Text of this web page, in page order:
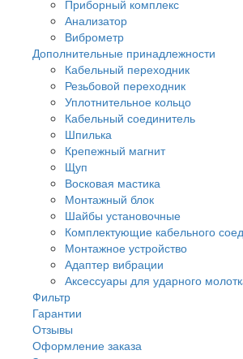
Приборный комплекс
Анализатор
Виброметр
Дополнительные принадлежности
Кабельный переходник
Резьбовой переходник
Уплотнительное кольцо
Кабельный соединитель
Шпилька
Крепежный магнит
Щуп
Восковая мастика
Монтажный блок
Шайбы установочные
Комплектующие кабельного
Монтажное устройство
Адаптер вибрации
Аксессуары для ударного
Фильтр
Гарантии
Отзывы
Оформление заказа